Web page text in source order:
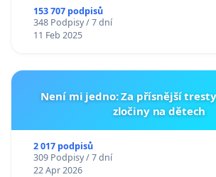
153 707 podpisů
348 Podpisy / 7 dní
11 Feb 2025
Není mi jedno: Za přísnější
zločiny na dětech
2 017 podpisů
309 Podpisy / 7 dní
22 Apr 2026